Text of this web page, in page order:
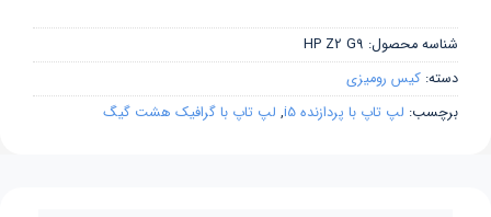
شناسه محصول: HP Z2 G9
دسته: کیس رومیزی
برچسب: لپ تاپ با پردازنده i5 , لپ تاپ با گرافیک هشت گیگ